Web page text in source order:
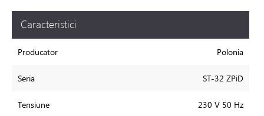
expansiune
Caracteristici
Producator Polonia
Seria ST-32 ZPiD
Tensiune 230 V 50 Hz